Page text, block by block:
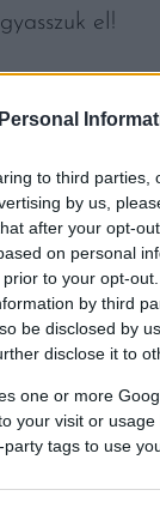
to third
by us,
after your opt-
on personal
to your opt-
by third
be disclosed by
disclose it to
one or more
your visit or
tags to use
el!
össze
vízzel,